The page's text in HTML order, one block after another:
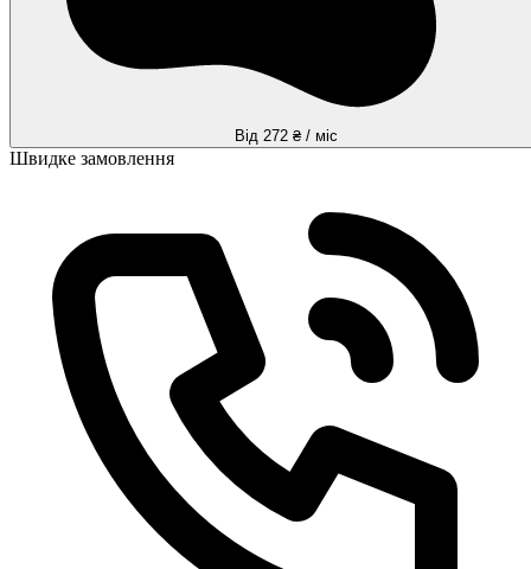
Від 272 ₴ / міс
Швидке замовлення